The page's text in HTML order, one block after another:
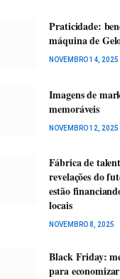
Praticidade:
máquina de
NOVEMBRO 14, 2025
Imagens de
memoráveis
NOVEMBRO 12, 2025
Fábrica de
revelações do
estão
locais
NOVEMBRO 8, 2025
Black Friday:
para economizar